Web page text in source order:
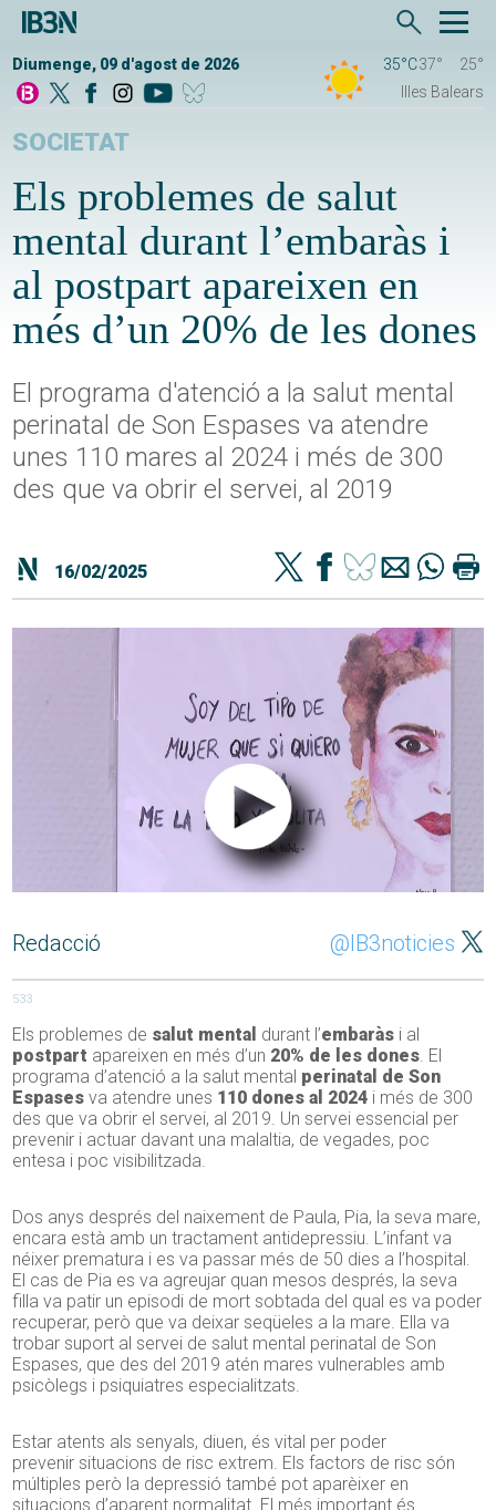
Diumenge, 09 d'agost de 2026 35°C37°
25°
Illes Balears
SOCIETAT
Els problemes de salut
mental durant l’embaràs i
al postpart apareixen en
més d’un 20% de les dones
El programa d'atenció a la salut mental
perinatal de Son Espases va atendre
unes 110 mares al 2024 i més de 300
des que va obrir el servei, al 2019
16/02/2025
Redacció @IB3noticies
533
Els problemes de salut mental durant l’embaràs i al
postpart apareixen en més d’un 20% de les dones. El
programa d’atenció a la salut mental perinatal de Son
Espases va atendre unes 110 dones al 2024 i més de 300
des que va obrir el servei, al 2019. Un servei essencial per
prevenir i actuar davant una malaltia, de vegades, poc
entesa i poc visibilitzada.
Dos anys després del naixement de Paula, Pia, la seva mare,
encara està amb un tractament antidepressiu. L’infant va
néixer prematura i es va passar més de 50 dies a l’hospital.
El cas de Pia es va agreujar quan mesos després, la seva
filla va patir un episodi de mort sobtada del qual es va poder
recuperar, però que va deixar seqüeles a la mare. Ella va
trobar suport al servei de salut mental perinatal de Son
Espases, que des del 2019 atén mares vulnerables amb
psicòlegs i psiquiatres especialitzats.
Estar atents als senyals, diuen, és vital per poder
prevenir situacions de risc extrem. Els factors de risc són
múltiples però la depressió també pot aparèixer en
situacions d’aparent normalitat. El més important és